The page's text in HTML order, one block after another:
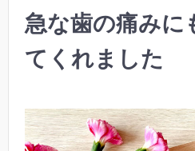
急な歯の痛みに
てくれました